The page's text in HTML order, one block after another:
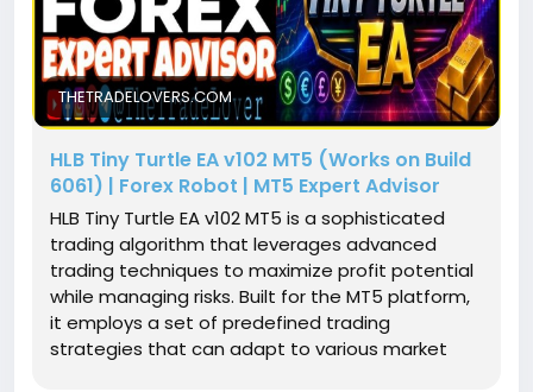
THETRADELOVERS.COM
HLB Tiny Turtle EA v102 MT5 (Works on Build
6061) | Forex Robot | MT5 Expert Advisor
HLB Tiny Turtle EA v102 MT5 is a sophisticated
trading algorithm that leverages advanced
trading techniques to maximize profit potential
while managing risks. Built for the MT5 platform,
it employs a set of predefined trading
strategies that can adapt to various market